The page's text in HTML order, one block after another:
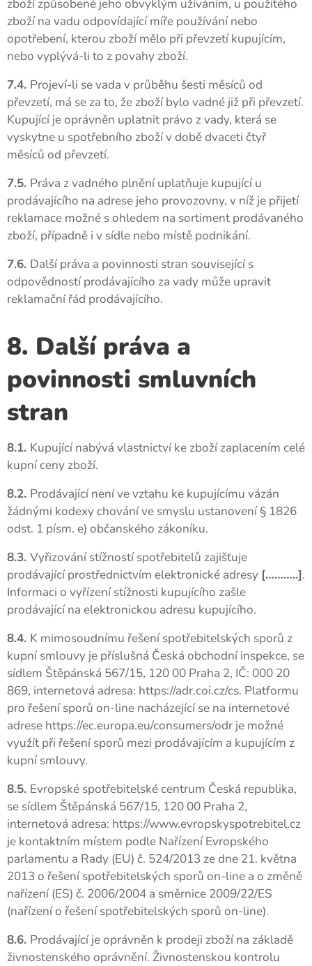
zboží způsobené jeho obvyklým užíváním, u použitého
zboží na vadu odpovídající míře používání nebo
opotřebení, kterou zboží mělo při převzetí kupujícím,
nebo vyplývá-li to z povahy zboží.
7.4. Projeví-li se vada v průběhu šesti měsíců od
převzetí, má se za to, že zboží bylo vadné již při převzetí.
Kupující je oprávněn uplatnit právo z vady, která se
vyskytne u spotřebního zboží v době dvaceti čtyř
měsíců od převzetí.
7.5. Práva z vadného plnění uplatňuje kupující u
prodávajícího na adrese jeho provozovny, v níž je přijetí
reklamace možné s ohledem na sortiment prodávaného
zboží, případně i v sídle nebo místě podnikání.
7.6. Další práva a povinnosti stran související s
odpovědností prodávajícího za vady může upravit
reklamační řád prodávajícího.
8. Další práva a
povinnosti smluvních
stran
8.1. Kupující nabývá vlastnictví ke zboží zaplacením celé
kupní ceny zboží.
8.2. Prodávající není ve vztahu ke kupujícímu vázán
žádnými kodexy chování ve smyslu ustanovení § 1826
odst. 1 písm. e) občanského zákoníku.
8.3. Vyřizování stížností spotřebitelů zajišťuje
prodávající prostřednictvím elektronické adresy [………..].
Informaci o vyřízení stížnosti kupujícího zašle
prodávající na elektronickou adresu kupujícího.
8.4. K mimosoudnímu řešení spotřebitelských sporů z
kupní smlouvy je příslušná Česká obchodní inspekce, se
sídlem Štěpánská 567/15, 120 00 Praha 2, IČ: 000 20
869, internetová adresa: https://adr.coi.cz/cs. Platformu
pro řešení sporů on-line nacházející se na internetové
adrese https://ec.europa.eu/consumers/odr je možné
využít při řešení sporů mezi prodávajícím a kupujícím z
kupní smlouvy.
8.5. Evropské spotřebitelské centrum Česká republika,
se sídlem Štěpánská 567/15, 120 00 Praha 2,
internetová adresa: https://www.evropskyspotrebitel.cz
je kontaktním místem podle Nařízení Evropského
parlamentu a Rady (EU) č. 524/2013 ze dne 21. května
2013 o řešení spotřebitelských sporů on-line a o změně
nařízení (ES) č. 2006/2004 a směrnice 2009/22/ES
(nařízení o řešení spotřebitelských sporů on-line).
8.6. Prodávající je oprávněn k prodeji zboží na základě
živnostenského oprávnění. Živnostenskou kontrolu